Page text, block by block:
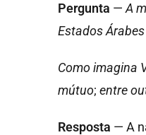
Pergunta — A
Estados
Como imagina
mútuo; entre
Resposta — A